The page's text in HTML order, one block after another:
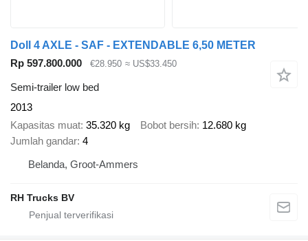
Doll 4 AXLE - SAF - EXTENDABLE 6,50 METER
Rp 597.800.000
€28.950 ≈ US$33.450
Semi-trailer low bed
2013
Kapasitas muat 35.320 kg Bobot bersih 12.680 kg
Jumlah gandar 4
Belanda, Groot-Ammers
RH Trucks BV